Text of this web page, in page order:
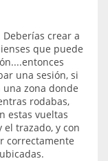
crear a
que puede
una sesión, si
una zona donde
rodabas,
estas vueltas
trazado, y con
correctamente